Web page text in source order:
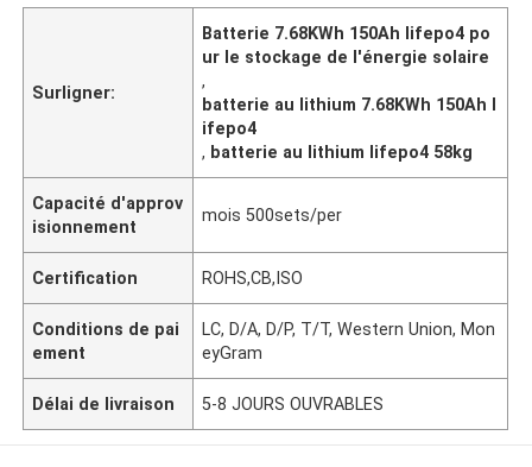
Surligner:
Batterie 7.68KWh 150Ah lifepo4 po
ur le stockage de l'énergie solaire
,
batterie au lithium 7.68KWh 150Ah l
ifepo4
, batterie au lithium lifepo4 58kg
Capacité d'approv
isionnement
mois 500sets/per
Certification ROHS,CB,ISO
Conditions de pai
ement
LC, D/A, D/P, T/T, Western Union, Mon
eyGram
Délai de livraison 5-8 JOURS OUVRABLES